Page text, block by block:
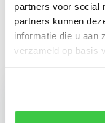
partners voor social
partners kunnen
informatie die u aan
verzameld op basis
Delen
Recent bekeken